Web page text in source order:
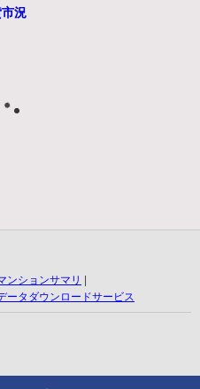
況
ンションサマリ
ータダウンロードサービス